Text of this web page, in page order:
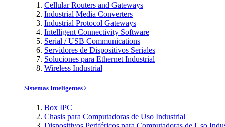
Cellular Routers and Gateways
Industrial Media Converters
Industrial Protocol Gateways
Intelligent Connectivity Software
Serial / USB Communications
Servidores de Dispositivos Seriales
Soluciones para Ethernet Industrial
Wireless Industrial
Sistemas Inteligentes
Box IPC
Chasis para Computadoras de Uso Industrial